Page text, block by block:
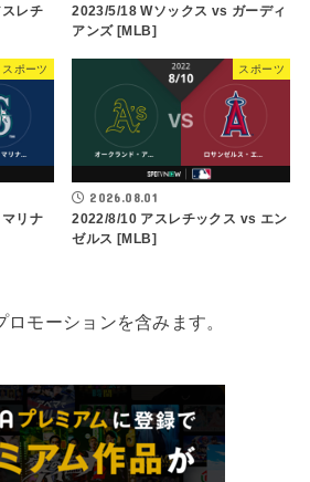
レチ
2023/5/18 Wソックス vs ガーディ
アンズ [MLB]
スポーツ
リナ
スポーツ
2026.08.01
2022/8/10 アスレチックス vs エン
ゼルス [MLB]
ロモーションを含みます。